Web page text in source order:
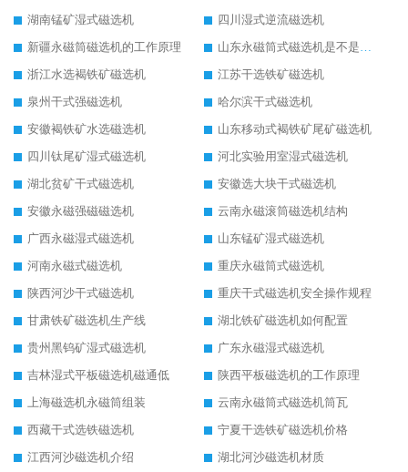
湖南锰矿湿式磁选机
四川湿式逆流磁选机
新疆永磁筒磁选机的工作原理
山东永磁筒式磁选机是不是强磁
浙江水选褐铁矿磁选机
江苏干选铁矿磁选机
泉州干式强磁选机
哈尔滨干式磁选机
安徽褐铁矿水选磁选机
山东移动式褐铁矿尾矿磁选机
四川钛尾矿湿式磁选机
河北实验用室湿式磁选机
湖北贫矿干式磁选机
安徽选大块干式磁选机
安徽永磁强磁磁选机
云南永磁滚筒磁选机结构
广西永磁湿式磁选机
山东锰矿湿式磁选机
河南永磁式磁选机
重庆永磁筒式磁选机
陕西河沙干式磁选机
重庆干式磁选机安全操作规程
甘肃铁矿磁选机生产线
湖北铁矿磁选机如何配置
贵州黑钨矿湿式磁选机
广东永磁湿式磁选机
吉林湿式平板磁选机磁通低
陕西平板磁选机的工作原理
上海磁选机永磁筒组装
云南永磁筒式磁选机筒瓦
西藏干式选铁磁选机
宁夏干选铁矿磁选机价格
江西河沙磁选机介绍
湖北河沙磁选机材质